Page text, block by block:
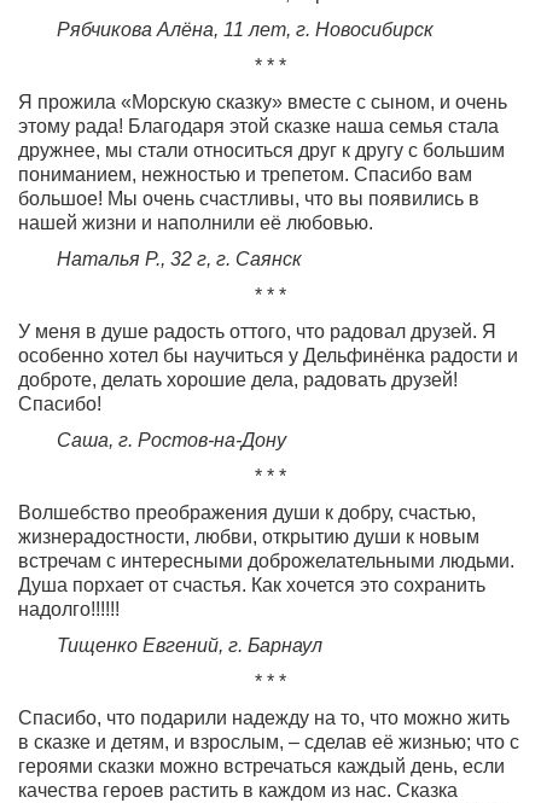
Рябчикова Алёна, 11 лет, г. Новосибирск
* * *
Я прожила «Морскую сказку» вместе с сыном, и очень
этому рада! Благодаря этой сказке наша семья стала
дружнее, мы стали относиться друг к другу с большим
пониманием, нежностью и трепетом. Спасибо вам
большое! Мы очень счастливы, что вы появились в
нашей жизни и наполнили её любовью.
Наталья Р., 32 г, г. Саянск
* * *
У меня в душе радость оттого, что радовал друзей. Я
особенно хотел бы научиться у Дельфинёнка радости и
доброте, делать хорошие дела, радовать друзей!
Спасибо!
Саша, г. Ростов-на-Дону
* * *
Волшебство преображения души к добру, счастью,
жизнерадостности, любви, открытию души к новым
встречам с интересными доброжелательными людьми.
Душа порхает от счастья. Как хочется это сохранить
надолго!!!!!!
Тищенко Евгений, г. Барнаул
* * *
Спасибо, что подарили надежду на то, что можно жить
в сказке и детям, и взрослым, – сделав её жизнью; что с
героями сказки можно встречаться каждый день, если
качества героев растить в каждом из нас. Сказка